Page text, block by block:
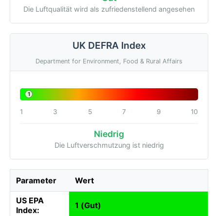
Die Luftqualität wird als zufriedenstellend angesehen
UK DEFRA Index
Department for Environment, Food & Rural Affairs
1
1 3 5 7 9 10
Niedrig
Die Luftverschmutzung ist niedrig
Parameter Wert
US EPA
Index:
1 (Gut)